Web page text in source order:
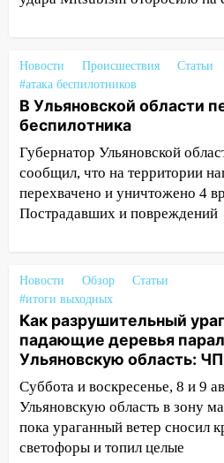
10:15 Соцсети:
«Калину» в Новом
10:11
Нижнекамске погибли
республике объявили
10:06 За выходные
месячной нормы
10:00
В Кузоватово
повредил кровли
культуры и школы
09:20 Момент падения
машину в Ульяновске
09:16 Утро
началось с «глухой»
мосту
Новости Происшествия
Статьи
#атака беспилотников
В Ульяновской области
беспилотника
Губернатор Ульяновской
сообщил, что на территории
перехвачено и уничтожено 4
Пострадавших и повреждений
Новости Обзор
Статьи
#итоги выходных
Как разрушительный
падающие деревья
Ульяновскую область:
Суббота и воскресенье, 8 и 9
Ульяновскую область в зону
пока ураганный ветер сносил
светофоры и топил целые